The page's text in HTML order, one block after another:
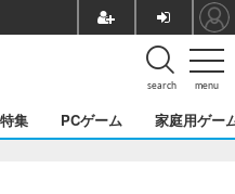
menu
search
特集 PCゲーム 家庭用ゲー